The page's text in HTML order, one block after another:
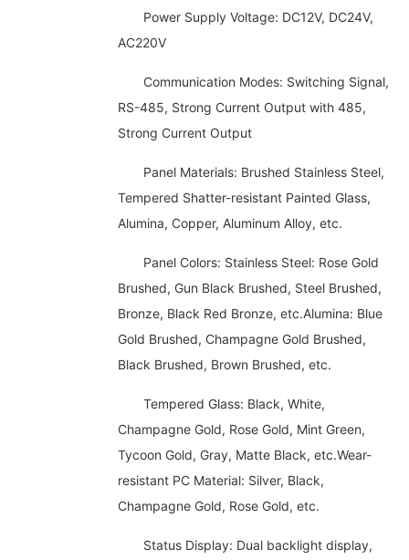
Power Supply Voltage: DC12V, DC24V,
AC220V
Communication Modes: Switching Signal,
RS-485, Strong Current Output with 485,
Strong Current Output
Panel Materials: Brushed Stainless Steel,
Tempered Shatter-resistant Painted Glass,
Alumina, Copper, Aluminum Alloy, etc.
Panel Colors: Stainless Steel: Rose Gold
Brushed, Gun Black Brushed, Steel Brushed,
Bronze, Black Red Bronze, etc.Alumina: Blue
Gold Brushed, Champagne Gold Brushed,
Black Brushed, Brown Brushed, etc.
Tempered Glass: Black, White,
Champagne Gold, Rose Gold, Mint Green,
Tycoon Gold, Gray, Matte Black, etc.Wear-
resistant PC Material: Silver, Black,
Champagne Gold, Rose Gold, etc.
Status Display: Dual backlight display,